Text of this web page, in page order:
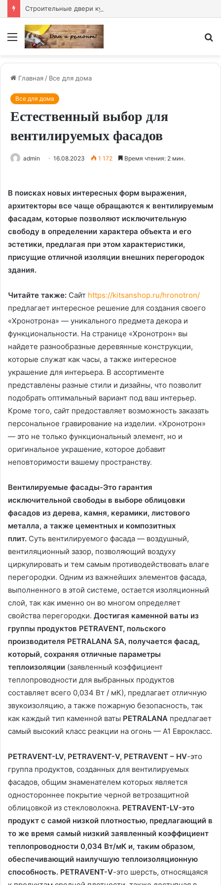
Меню
Главная/ Все для дома
Все для дома
Естественный выбор для
вентилируемых фасадов
admin 16.08.2023 1 172 Время чтения: 2 мин.
В поисках новых интересных форм выражения,
архитекторы все чаще обращаются к вентилируемым
фасадам, которые позволяют исключительную
свободу в определении характера объекта и его
эстетики, предлагая при этом характеристики,
присущие отличной изоляции внешних перегородок
здания.
Читайте также: Сайт https://kitsanshop.ru/hronotron/
предлагает интересное решение для создания своего
«Хронотрона» — уникального предмета декора и
функциональности. На странице «Хронотрон» вы
найдете разнообразные деревянные конструкции,
которые служат как часы, а также интересное
украшение для интерьера. В ассортименте
представлены разные стили и дизайны, что позволит
подобрать оптимальный вариант под ваш интерьер.
Кроме того, сайт предоставляет возможность заказать
персональное гравирование на изделии. «Хронотрон»
— это не только функциональный элемент, но и
оригинальное украшение, которое добавит
неповторимости вашему пространству.
Вентилируемые фасады-Это гарантия
исключительной свободы в выборе облицовки
фасадов из дерева, камня, керамики, листового
металла, а также цементных и композитных
плит. Суть вентилируемого фасада — воздушный,
вентиляционный зазор, позволяющий воздуху
циркулировать и тем самым противодействовать влаге
перегородки. Одним из важнейших элементов фасада,
выполненного в этой системе, остается изоляционный
слой, так как именно он во многом определяет
свойства перегородки. Достигая каменной ваты из
группы продуктов PETRAVENT, польского
производителя PETRALANA SA, получается фасад,
который, сохраняя отличные параметры
теплоизоляции (заявленный коэффициент
теплопроводности для выбранных продуктов
составляет всего 0,034 Вт / мК), предлагает отличную
звукоизоляцию, а также пожарную безопасность, так
как каждый тип каменной ваты PETRALANA предлагает
самый высокий класс реакции на огонь — А1 Еврокласс.
PETRAVENT-LV, PETRAVENT-V, PETRAVENT – HV-это
группа продуктов, созданных для вентилируемых
фасадов, общим знаменателем которых является
одностороннее покрытие черной ветрозащитной
облицовкой из стекловолокна. PETRAVENT-LV-это
продукт с самой низкой плотностью, предлагающий в
то же время самый низкий заявленный коэффициент
теплопроводности 0,034 Вт/мК и, таким образом,
обеспечивающий наилучшую теплоизоляционную
способность. PETRAVENT-V-это шерсть, относящаяся